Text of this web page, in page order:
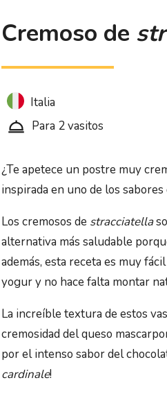
Cremoso de
Italia
Para 2 vasitos
¿Te apetece un postre muy
inspirada en uno de los sabores
Los cremosos de stracciatella
alternativa más saludable
además, esta receta es muy
yogur y no hace falta montar
La increíble textura de estos
cremosidad del queso
por el intenso sabor del
cardinale!